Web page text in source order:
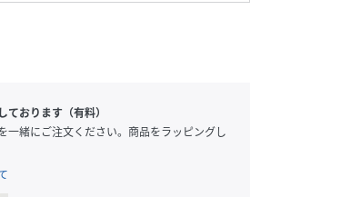
おります（有料）
一緒にご注文ください。商品をラッピングし